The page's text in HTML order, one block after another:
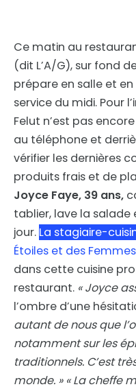
Ce matin au
(dit L’A/G), sur fond
prépare en salle et
service du midi. Pour
Felut n’est pas
au téléphone et
vérifier les dernières
produits frais et de
Joyce Faye, 39 ans,
tablier, lave la salade
jour. La stagiaire-
Étoiles et des Femmes
dans cette cuisine
restaurant. « Joyce
l’ombre d’une
autant de nous que
notamment sur les
traditionnels. C’est
monde. » « La cheffe